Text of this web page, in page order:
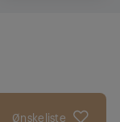
Ønskeliste